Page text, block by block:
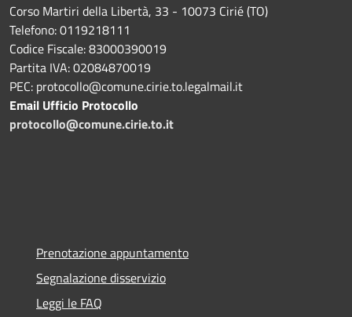
Corso Martiri della Libertà, 33 - 10073 Cirié (TO)
Telefono: 0119218111
Codice Fiscale: 83000390019
Partita IVA: 02084870019
PEC: protocollo@comune.cirie.to.legalmail.it
Email Ufficio Protocollo
protocollo@comune.cirie.to.it
Prenotazione appuntamento
Segnalazione disservizio
Leggi le FAQ